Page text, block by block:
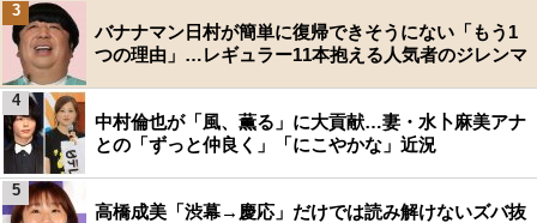
バナナマン日村が簡単に復帰できそうにない「もう1
つの理由」…レギュラー11本抱える人気者のジレンマ
3
中村倫也が「風、薫る」に大貢献…妻・水卜麻美アナ
との「ずっと仲良く」「にこやかな」近況
4
高橋成美「渋幕→慶応」だけでは読み解けないズバ抜
5